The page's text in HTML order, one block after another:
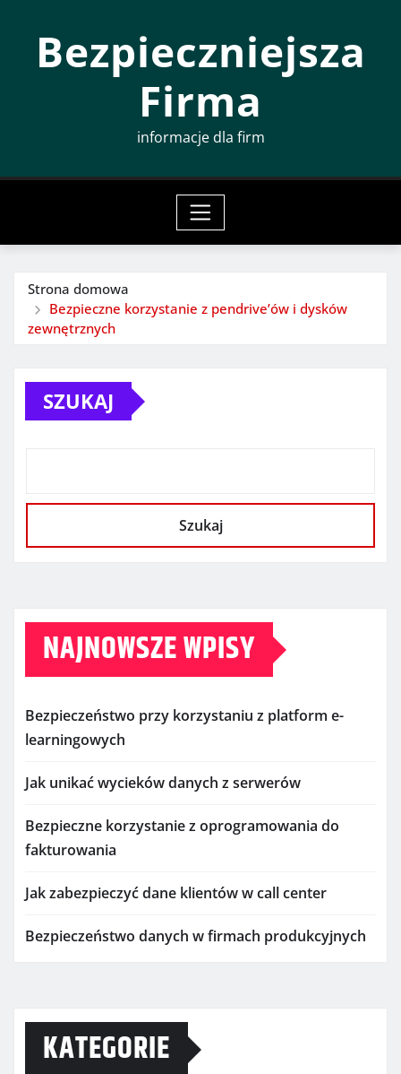
Bezpieczniejsza
Firma
informacje dla firm
Strona domowa
Bezpieczne korzystanie z pendrive’ów i dysków
zewnętrznych
SZUKAJ
Szukaj
NAJNOWSZE WPISY
Bezpieczeństwo przy korzystaniu z platform e-
learningowych
Jak unikać wycieków danych z serwerów
Bezpieczne korzystanie z oprogramowania do
fakturowania
Jak zabezpieczyć dane klientów w call center
Bezpieczeństwo danych w firmach produkcyjnych
KATEGORIE